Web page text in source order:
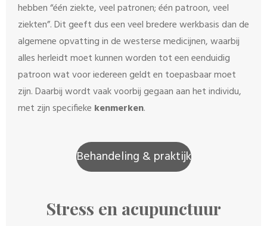
hebben “één ziekte, veel patronen; één patroon, veel
ziekten”. Dit geeft dus een veel bredere werkbasis dan de
algemene opvatting in de westerse medicijnen, waarbij
alles herleidt moet kunnen worden tot een eenduidig
patroon wat voor iedereen geldt en toepasbaar moet
zijn. Daarbij wordt vaak voorbij gegaan aan het individu,
met zijn specifieke kenmerken.
Behandeling & praktijk
Stress en acupunctuur